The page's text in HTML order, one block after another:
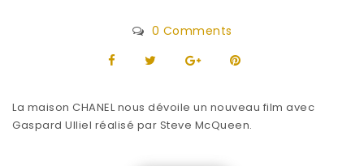
0 Comments
La maison CHANEL nous dévoile un nouveau film avec
Gaspard Ulliel réalisé par Steve McQueen.